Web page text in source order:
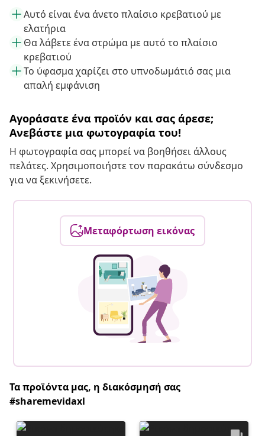
Αυτό είναι ένα άνετο πλαίσιο κρεβατιού με
ελατήρια
Θα λάβετε ένα στρώμα με αυτό το πλαίσιο
κρεβατιού
Το ύφασμα χαρίζει στο υπνοδωμάτιό σας μια
απαλή εμφάνιση
Αγοράσατε ένα προϊόν και σας άρεσε;
Ανεβάστε μια φωτογραφία του!
Η φωτογραφία σας μπορεί να βοηθήσει άλλους
πελάτες. Χρησιμοποιήστε τον παρακάτω σύνδεσμο
για να ξεκινήσετε.
Μεταφόρτωση εικόνας
Τα προϊόντα μας, η διακόσμησή σας
#sharemevidaxl